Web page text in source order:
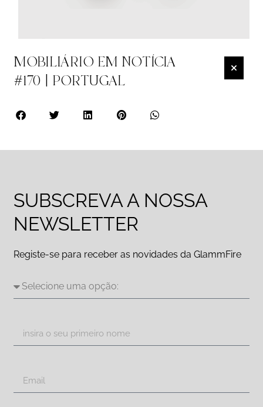
MOBILIÁRIO EM NOTÍCIA
#170 | PORTUGAL
SUBSCREVA A NOSSA
NEWSLETTER
Registe-se para receber as novidades da GlammFire